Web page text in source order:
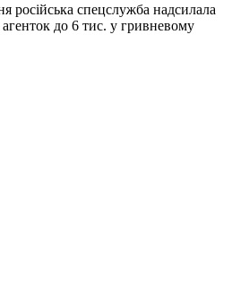
російська спецслужба надсилала
агенток до 6 тис. у гривневому